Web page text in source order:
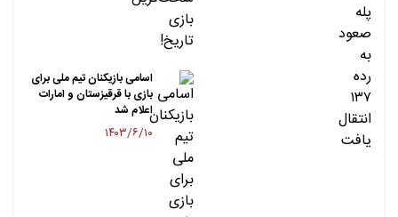
اسامی بازیکنان تیم ملی برای
بازی با قرقیزستان و امارات
اعلام شد
۱۴۰۳/۶/۱۰